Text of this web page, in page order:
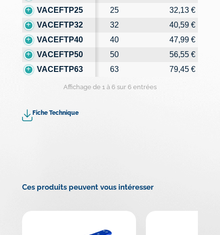
VACEFTP25
25
32,13 €
VACEFTP32
32
40,59 €
VACEFTP40
40
47,99 €
VACEFTP50
50
56,55 €
VACEFTP63
63 79,45 €
Affichage de 1 à 6 sur 6 entrées
Fiche Technique
Ces produits peuvent vous intéresser